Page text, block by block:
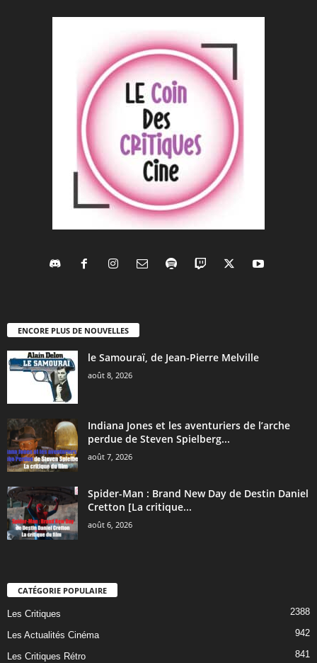
ENCORE PLUS DE NOUVELLES
le Samouraï, de Jean-Pierre Melville
août 8, 2026
Indiana Jones et les aventuriers de l’arche
perdue de Steven Spielberg...
août 7, 2026
Spider-Man : Brand New Day de Destin Daniel
Cretton [La critique...
août 6, 2026
CATÉGORIE POPULAIRE
Les Critiques 2388
Les Actualités Cinéma 942
Les Critiques Rétro 841